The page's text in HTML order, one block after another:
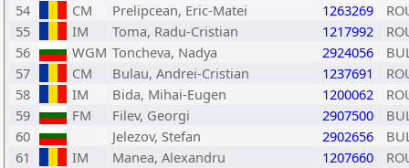
54
CM Prelipcean, Eric-Matei 1263269
55
IM Toma, Radu-Cristian 1217992
56
WGM Toncheva, Nadya 2924056
57
CM Bulau, Andrei-Cristian 1237691
58
IM Bida, Mihai-Eugen 1200062
59
FM Filev, Georgi 2907500
60
Jelezov, Stefan 2902656
61
IM Manea, Alexandru 1207660